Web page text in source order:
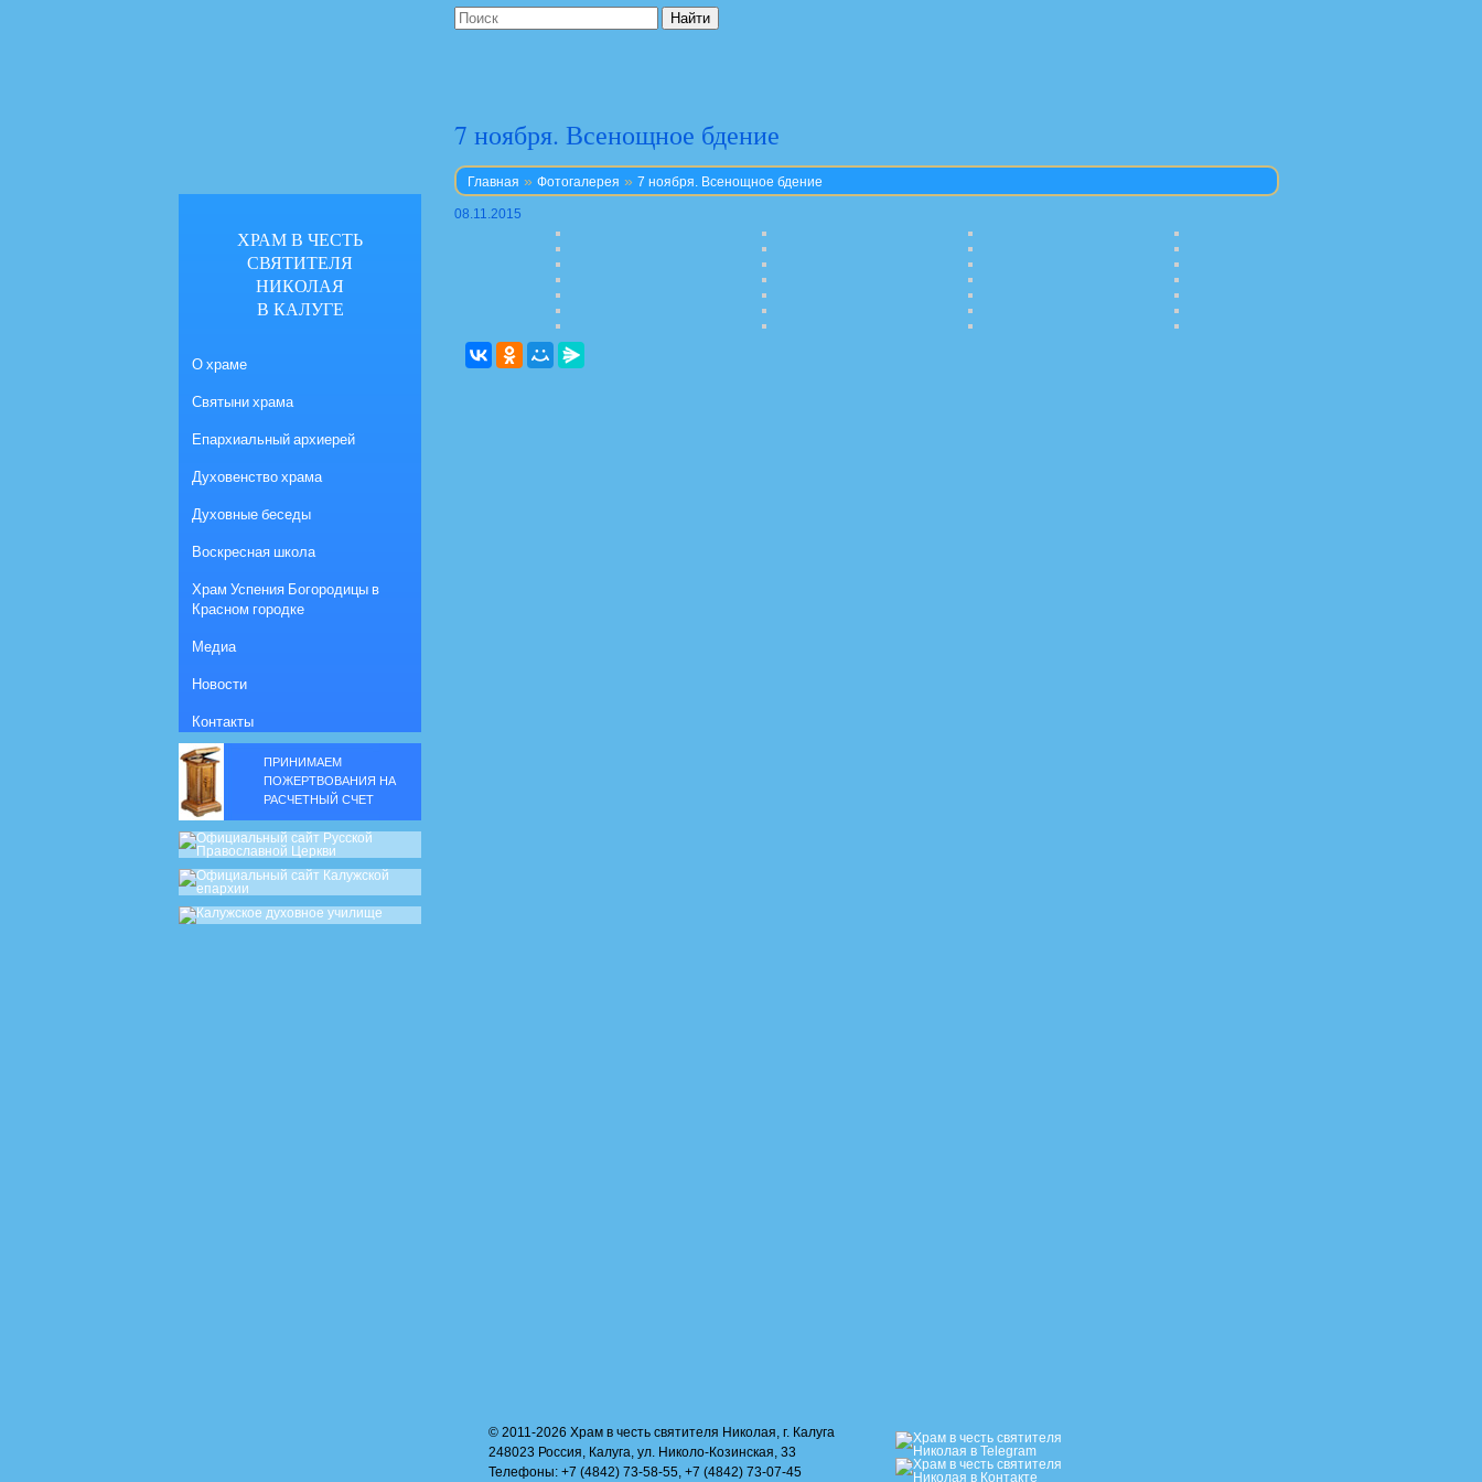
7 ноября. Всенощное бдение
Главная » Фотогалерея » 7 ноября. Всенощное бдение
08.11.2015
ХРАМ В ЧЕСТЬ
СВЯТИТЕЛЯ
НИКОЛАЯ
В КАЛУГЕ
О храме
Святыни храма
Епархиальный архиерей
Духовенство храма
Духовные беседы
Воскресная школа
Храм Успения Богородицы в
Красном городке
Медиа
Новости
Контакты
ПРИНИМАЕМ
ПОЖЕРТВОВАНИЯ НА
РАСЧЕТНЫЙ СЧЕТ
© 2011-2026 Храм в честь святителя Николая, г. Калуга
248023 Россия, Калуга, ул. Николо-Козинская, 33
Телефоны: +7 (4842) 73-58-55, +7 (4842) 73-07-45